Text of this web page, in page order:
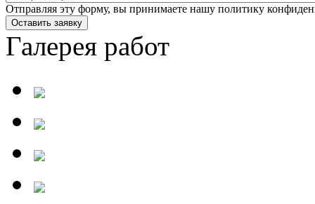
Отправляя эту форму, вы принимаете нашу политику
Оставить заявку
Галерея работ